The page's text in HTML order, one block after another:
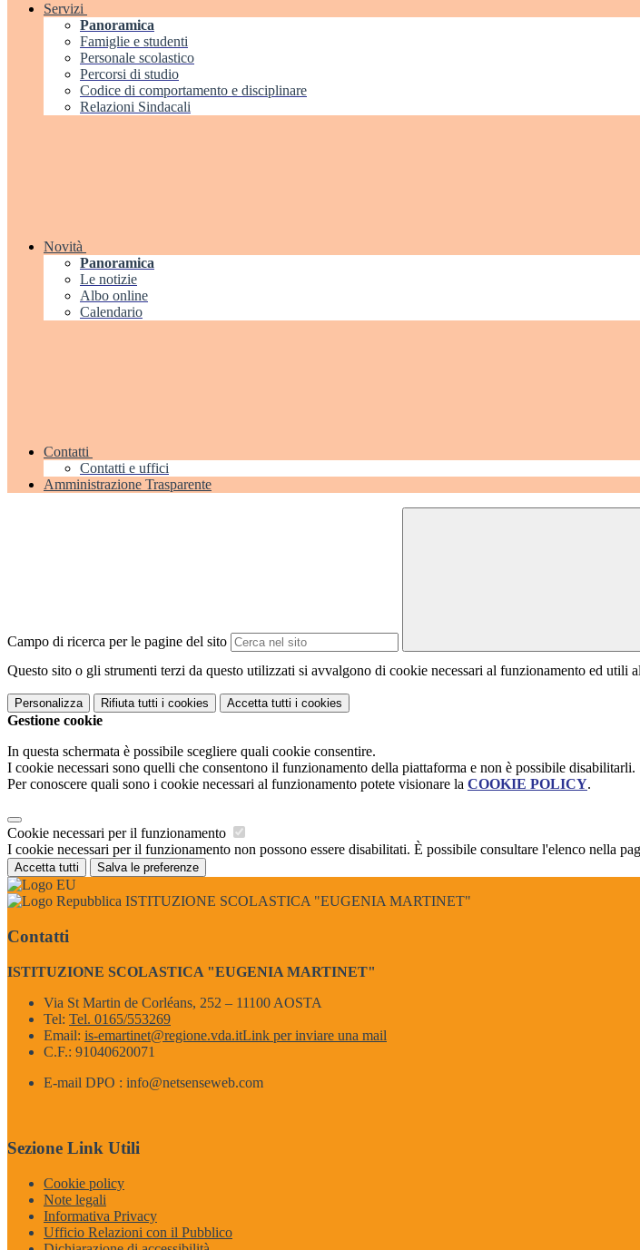
Servizi
Panoramica
Famiglie e studenti
Personale scolastico
Percorsi di studio
Codice di comportamento e disciplinare
Relazioni Sindacali
Novità
Panoramica
Le notizie
Albo online
Calendario
Contatti
Contatti e uffici
Amministrazione Trasparente
Campo di ricerca per le pagine del sito
Questo sito o gli strumenti terzi da questo utilizzati si avvalgono di cookie necessari al funzionamento ed utili
Personalizza Rifiuta tutti i cookies Accetta tutti i cookies
Gestione cookie
In questa schermata è possibile scegliere quali cookie consentire.
I cookie necessari sono quelli che consentono il funzionamento della piattaforma e non è possibile disabilitarli.
Per conoscere quali sono i cookie necessari al funzionamento potete visionare la COOKIE POLICY.
Cookie necessari per il funzionamento
I cookie necessari per il funzionamento non possono essere disabilitati. È possibile consultare l'elenco nella
Accetta tutti Salva le preferenze
ISTITUZIONE SCOLASTICA "EUGENIA MARTINET"
Contatti
ISTITUZIONE SCOLASTICA "EUGENIA MARTINET"
Via St Martin de Corléans, 252 – 11100 AOSTA
Tel: Tel. 0165/553269
Email: is-emartinet@regione.vda.itLink per inviare una mail
C.F.: 91040620071
E-mail DPO : info@netsenseweb.com
Sezione Link Utili
Cookie policy
Note legali
Informativa Privacy
Ufficio Relazioni con il Pubblico